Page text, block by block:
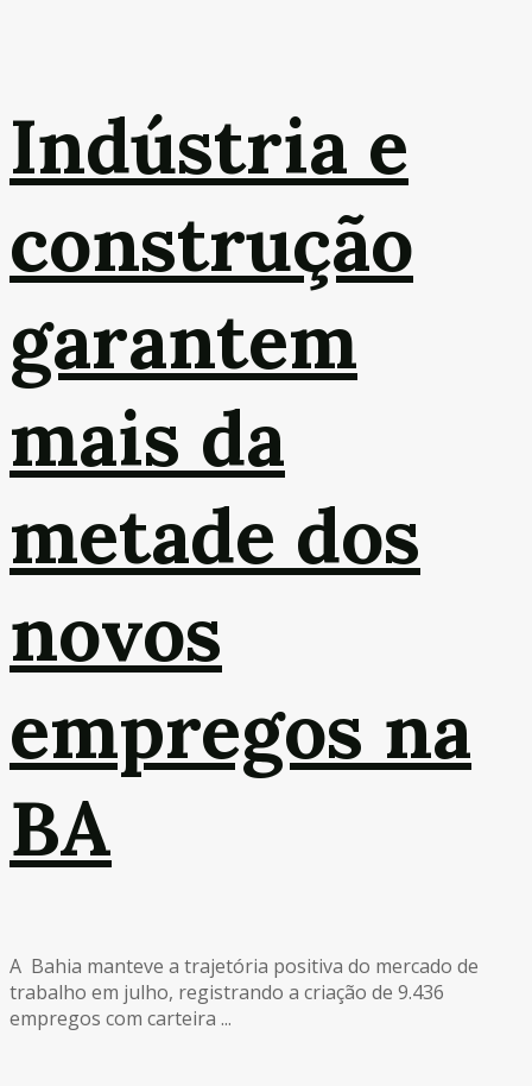
Indústria e
construção
garantem
mais da
metade dos
novos
empregos na
BA
A Bahia manteve a trajetória positiva do mercado de
trabalho em julho, registrando a criação de 9.436
empregos com carteira ...